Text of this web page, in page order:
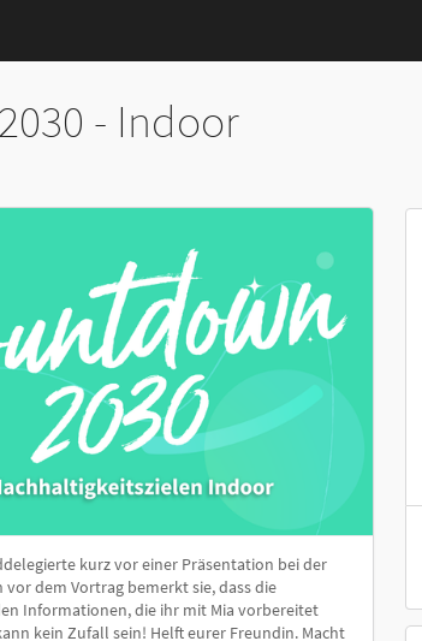
- Indoor
kurz vor einer Präsentation bei der
dem Vortrag bemerkt sie, dass die
Informationen, die ihr mit Mia vorbereitet
kein Zufall sein! Helft eurer Freundin. Macht